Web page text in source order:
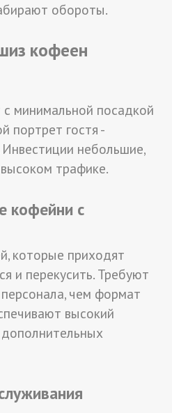
обороты.
кофеен
минимальной посадкой
портрет гостя -
небольшие,
трафике.
кофейни с
которые приходят
и перекусить. Требуют
чем формат
высокий